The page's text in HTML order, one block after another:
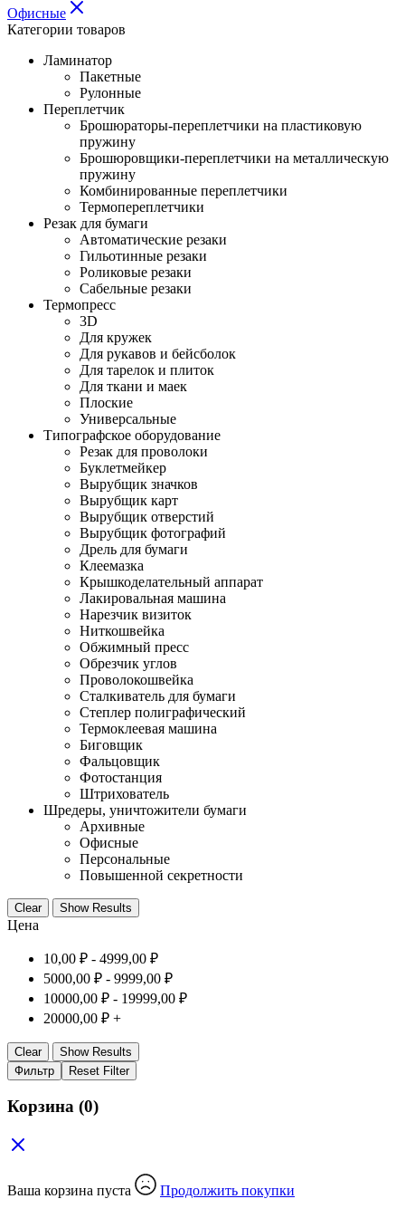
Офисные
Категории товаров
Ламинатор
Пакетные
Рулонные
Переплетчик
Брошюраторы-переплетчики на пластиковую
пружину
Брошюровщики-переплетчики на металлическую
пружину
Комбинированные переплетчики
Термопереплетчики
Резак для бумаги
Автоматические резаки
Гильотинные резаки
Роликовые резаки
Сабельные резаки
Термопресс
3D
Для кружек
Для рукавов и бейсболок
Для тарелок и плиток
Для ткани и маек
Плоские
Универсальные
Типографское оборудование
Резак для проволоки
Буклетмейкер
Вырубщик значков
Вырубщик карт
Вырубщик отверстий
Вырубщик фотографий
Дрель для бумаги
Клеемазка
Крышкоделательный аппарат
Лакировальная машина
Нарезчик визиток
Ниткошвейка
Обжимный пресс
Обрезчик углов
Проволокошвейка
Сталкиватель для бумаги
Степлер полиграфический
Термоклеевая машина
Биговщик
Фальцовщик
Фотостанция
Штрихователь
Шредеры, уничтожители бумаги
Архивные
Офисные
Персональные
Повышенной секретности
Clear Show Results
Цена
10,00 ₽ - 4999,00 ₽
5000,00 ₽ - 9999,00 ₽
10000,00 ₽ - 19999,00 ₽
20000,00 ₽ +
Clear
Show Results
Фильтр
Reset Filter
Корзина (0)
Ваша корзина пуста Продолжить покупки